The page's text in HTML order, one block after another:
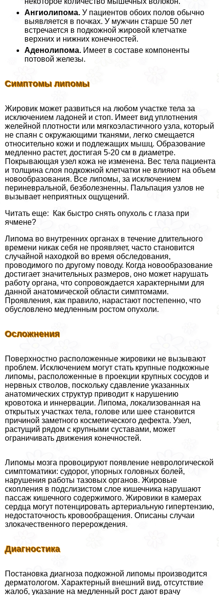
Ангиолипома. У пациентов обоих полов обычно
выявляется в почках. У мужчин старше 50 лет
встречается в подкожной жировой клетчатке
верхних и нижних конечностей.
Аденолипома. Имеет в составе компоненты
потовой железы.
Симптомы липомы
Жировик может развиться на любом участке тела за
исключением ладоней и стоп. Имеет вид уплотнения
желейной плотности или мягкоэластичного узла, который
не спаян с окружающими тканями, легко смещается
относительно кожи и подлежащих мышц. Образование
медленно растет, достигая 5-20 см в диаметре.
Покрывающая узел кожа не изменена. Вес тела пациента
и толщина слоя подкожной клетчатки не влияют на объем
новообразования. Все липомы, за исключением
периневральной, безболезненны. Пальпация узлов не
вызывает неприятных ощущений.
Читать еще: Как быстро снять опухоль с глаза при
ячмене?
Липома во внутренних органах в течение длительного
времени никак себя не проявляет, часто становится
случайной находкой во время обследования,
проводимого по другому поводу. Когда новообразование
достигает значительных размеров, оно может нарушать
работу органа, что сопровождается хаpaктерными для
данной анатомической области симптомами.
Проявления, как правило, нарастают постепенно, что
обусловлено медленным ростом опухоли.
Осложнения
Поверхностно расположенные жировики не вызывают
проблем. Исключением могут стать крупные подкожные
липомы, расположенные в проекции крупных сосудов и
нервных стволов, поскольку сдавление указанных
анатомических структур приводит к нарушению
кровотока и иннервации. Липома, локализованная на
открытых участках тела, голове или шее становится
причиной заметного косметического дефекта. Узел,
растущий рядом с крупными суставами, может
ограничивать движения конечностей.
Липомы мозга провоцируют появление неврологической
симптоматики: судорог, упopных головных болей,
нарушения работы тазовых органов. Жировые
скопления в подслизистом слое кишечника нарушают
пассаж кишечного содержимого. Жировики в камерах
сердца могут потенцировать артериальную гипертензию,
недостаточность кровообращения. Описаны случаи
злокачественного перерождения.
Диагностика
Постановка диагноза подкожной липомы производится
дерматологом. Хаpaктерный внешний вид, отсутствие
жалоб, указание на медленный рост дают врачу